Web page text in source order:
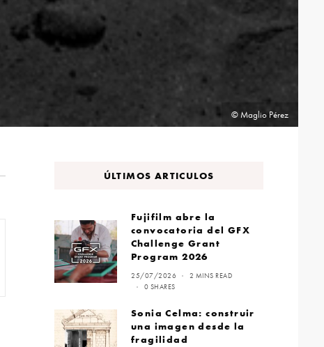
© Maglio Pérez
ÚLTIMOS ARTICULOS
Fujifilm abre la
convocatoria del GFX
Challenge Grant
Program 2026
25/07/2026
2 MINS READ
0 SHARES
Sonia Celma: construir
una imagen desde la
fragilidad